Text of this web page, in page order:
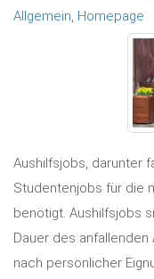
Allgemein, Homepage
Aushilfsjobs, darunter
Studentenjobs für die
benötigt. Aushilfsjobs
Dauer des
nach persönlicher